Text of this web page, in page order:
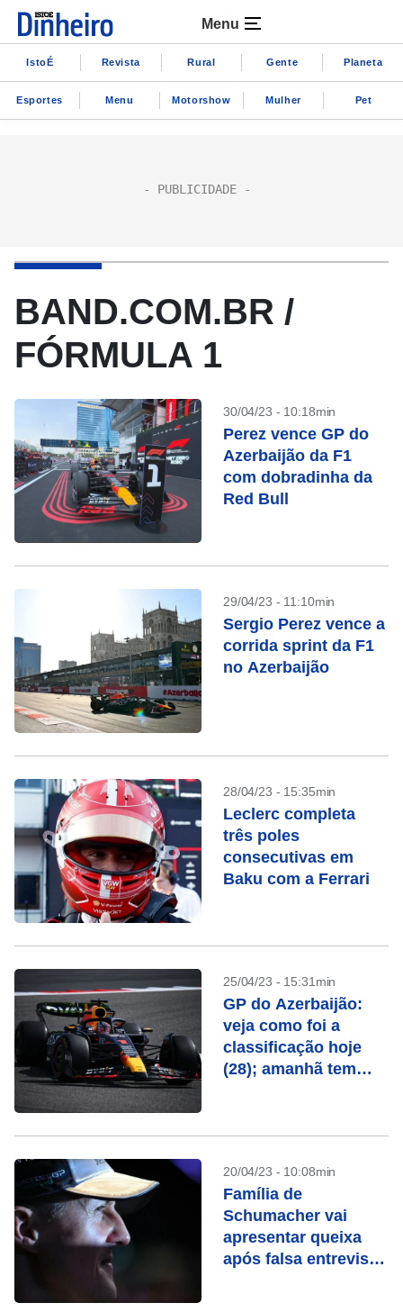
Menu
IstoÉ Revista Rural Gente Planeta
Esportes Menu Motorshow Mulher Pet
BAND.COM.BR /
FÓRMULA 1
30/04/23 - 10:18min
Perez vence GP do
Azerbaijão da F1
com dobradinha da
Red Bull
29/04/23 - 11:10min
Sergio Perez vence a
corrida sprint da F1
no Azerbaijão
28/04/23 - 15:35min
Leclerc completa
três poles
consecutivas em
Baku com a Ferrari
25/04/23 - 15:31min
GP do Azerbaijão:
veja como foi a
classificação hoje
(28); amanhã tem
completa
20/04/23 - 10:08min
Família de
Schumacher vai
apresentar queixa
após falsa entrevista